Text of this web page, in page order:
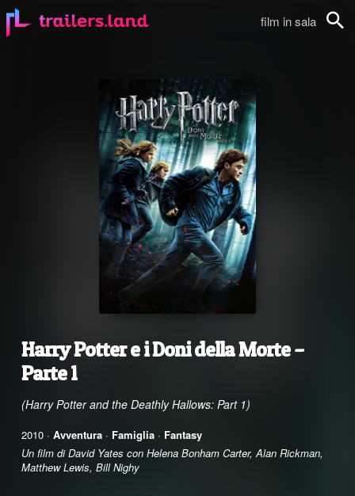
film in sala
Harry Potter e i Doni della Morte –
Parte 1
(Harry Potter and the Deathly Hallows: Part 1)
2010 · Avventura· Famiglia· Fantasy
Un film di David Yates con Helena Bonham Carter, Alan Rickman,
Matthew Lewis, Bill Nighy